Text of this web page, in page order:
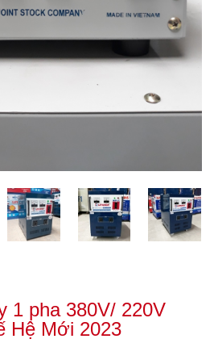
1 pha 380V/ 220V
Hệ Mới 2023